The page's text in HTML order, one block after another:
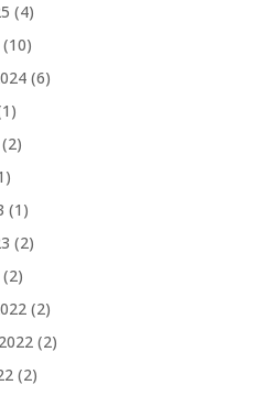
(4)
(10)
(6)
(2)
(1)
(2)
(2)
(2)
(2)
(2)